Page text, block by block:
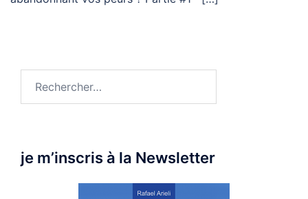
je m’inscris à la Newsletter